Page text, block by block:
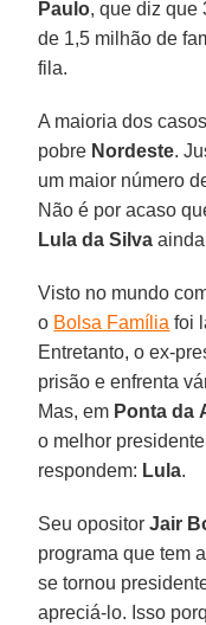
Paulo, que diz que
de 1,5 milhão de
fila.
A maioria dos
pobre Nordeste.
um maior número
Não é por acaso
Lula da Silva
Visto no mundo
o Bolsa Família foi
Entretanto, o ex-
prisão e enfrenta
Mas, em Ponta da
o melhor
respondem: Lula.
Seu opositorJair
programa que tem
se tornou
apreciá-lo. Isso